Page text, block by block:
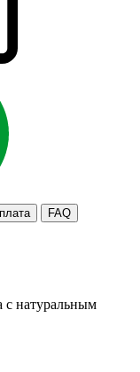
FAQ
натуральным